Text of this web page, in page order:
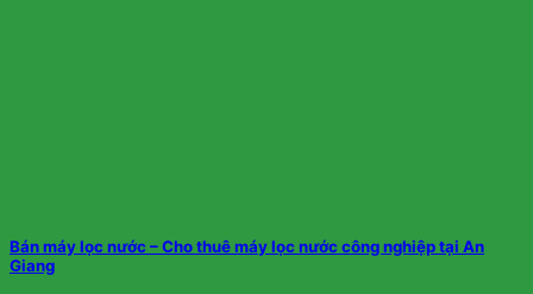
Bán máy lọc nước – Cho thuê máy lọc nước công nghiệp tại An
Giang